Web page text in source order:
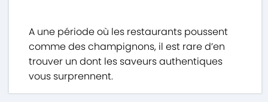
A une période où les restaurants poussent
comme des champignons, il est rare d’en
trouver un dont les saveurs authentiques
vous surprennent.